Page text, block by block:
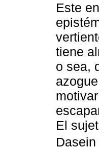
Este
tiene
o sea,
El